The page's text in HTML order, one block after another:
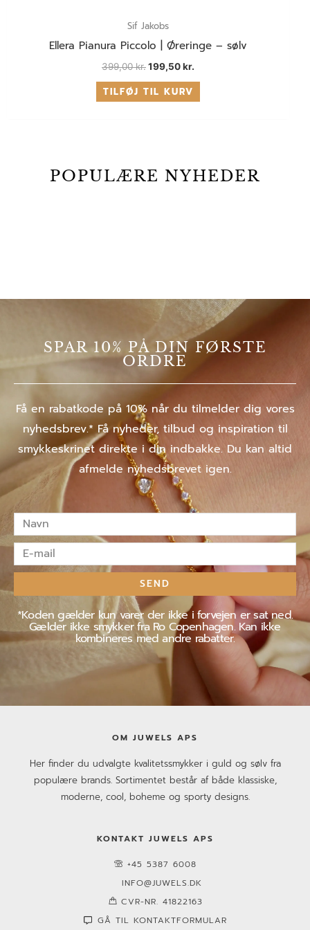
Sif Jakobs
Ellera Pianura Piccolo | Øreringe – sølv
399,00kr.199,50kr.
TILFØJ TIL KURV
POPULÆRE NYHEDER
SPAR 10% PÅ DIN FØRSTE
ORDRE
Få en rabatkode på 10% når du tilmelder dig vores
nyhedsbrev.* Få nyheder, tilbud og inspiration til
smykkeskrinet direkte i din indbakke. Du kan altid
afmelde nyhedsbrevet igen.
Navn
E-
mail
SEND
*Koden gælder kun varer der ikke i forvejen er sat ned.
Gælder ikke smykker fra Ro Copenhagen. Kan ikke
kombineres med andre rabatter.
OM JUWELS APS
Her finder du udvalgte kvalitetssmykker i guld og sølv fra
populære brands. Sortimentet består af både klassiske,
moderne, cool, boheme og sporty designs.
KONTAKT JUWELS APS
+45 5387 6008
INFO@JUWELS.DK
CVR-NR. 41822163
GÅ TIL KONTAKTFORMULAR